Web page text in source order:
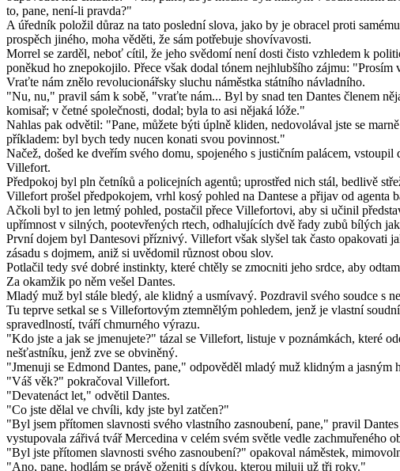
to, pane, není-li pravda?"
A úředník položil důraz na tato poslední slova, jako by je obracel proti
prospěch jiného, moha věděti, že sám potřebuje shovívavosti.
Morrel se zarděl, neboť cítil, že jeho svědomí není dosti čisto vzhledem k
poněkud ho znepokojilo. Přece však dodal tónem nejhlubšího zájmu:
Vraťte nám znělo revolucionářsky sluchu náměstka státního návladního.
"Nu, nu," pravil sám k sobě, "vraťte nám... Byl by snad ten Dantes členem
komisař; v četné společnosti, dodal; byla to asi nějaká lóže."
Nahlas pak odvětil: "Pane, můžete býti úplně kliden, nedovolával jste se
příkladem: byl bych tedy nucen konati svou povinnost."
Načež, došed ke dveřím svého domu, spojeného s justičním palácem,
Villefort.
Předpokoj byl pln četníků a policejních agentů; uprostřed nich stál, bedlivě
Villefort prošel předpokojem, vrhl kosý pohled na Dantese a přijav od agenta
Ačkoli byl to jen letmý pohled, postačil přece Villefortovi, aby si učinil
upřímnost v silných, pootevřených rtech, odhalujících dvě řady zubů bílých
První dojem byl Dantesovi příznivý. Villefort však slyšel tak často opakovati
zásadu s dojmem, aniž si uvědomil různost obou slov.
Potlačil tedy své dobré instinkty, které chtěly se zmocniti jeho srdce, aby
Za okamžik po něm vešel Dantes.
Mladý muž byl stále bledý, ale klidný a usmívavý. Pozdravil svého soudce s
Tu teprve setkal se s Villefortovým ztemnělým pohledem, jenž je vlastní
spravedlností, tváří chmurného výrazu.
"Kdo jste a jak se jmenujete?" tázal se Villefort, listuje v poznámkách, které
nešťastníku, jenž zve se obviněný.
"Jmenuji se Edmond Dantes, pane," odpověděl mladý muž klidným a
"Váš věk?" pokračoval Villefort.
"Devatenáct let," odvětil Dantes.
"Co jste dělal ve chvíli, kdy jste byl zatčen?"
"Byl jsem přítomen slavnosti svého vlastního zasnoubení, pane," pravil
vystupovala zářivá tvář Mercedina v celém svém světle vedle zachmuřeného
"Byl jste přítomen slavnosti svého zasnoubení?" opakoval náměstek,
"Ano, pane, hodlám se právě oženiti s dívkou, kterou miluji už tři roky."